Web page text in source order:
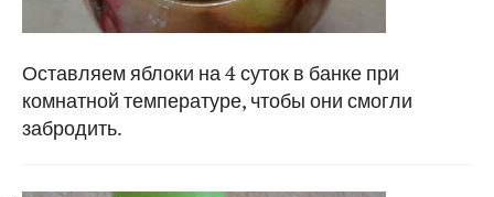
Оставляем яблоки на 4 суток в банке при
комнатной температуре, чтобы они смогли
забродить.